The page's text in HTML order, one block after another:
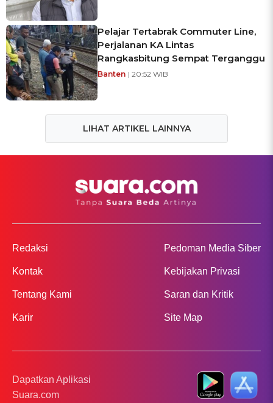
Pelajar Tertabrak Commuter Line,
Perjalanan KA Lintas
Rangkasbitung Sempat Terganggu
Banten | 20:52 WIB
LIHAT ARTIKEL LAINNYA
Redaksi
Kontak
Tentang Kami
Karir
Pedoman Media Siber
Kebijakan Privasi
Saran dan Kritik
Site Map
Dapatkan Aplikasi
Suara.com